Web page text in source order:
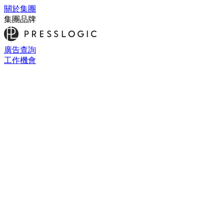
關於集團
集團品牌
廣告查詢
工作機會